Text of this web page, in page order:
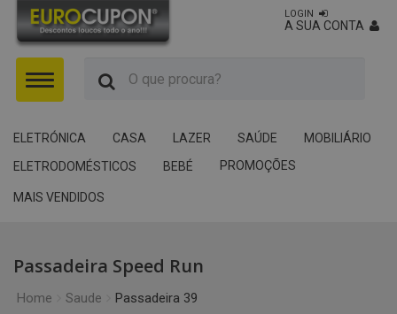
Menu
LOGIN
A SUA CONTA
ELETRÓNICA CASA LAZER SAÚDE
MOBILIÁRIO
ELETRODOMÉSTICOS
BEBÉ PROMOÇÕES
MAIS VENDIDOS
Passadeira Speed Run
Home Saude Passadeira 39